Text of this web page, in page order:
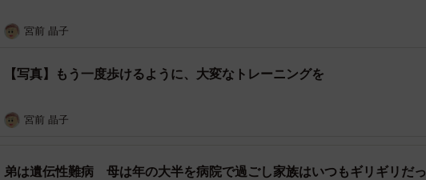
宮前 晶子
【写真】もう一度歩けるように、大変なトレーニングを
宮前 晶子
弟は遺伝性難病 母は年の大半を病院で過ごし家族はいつもギリギリだっ